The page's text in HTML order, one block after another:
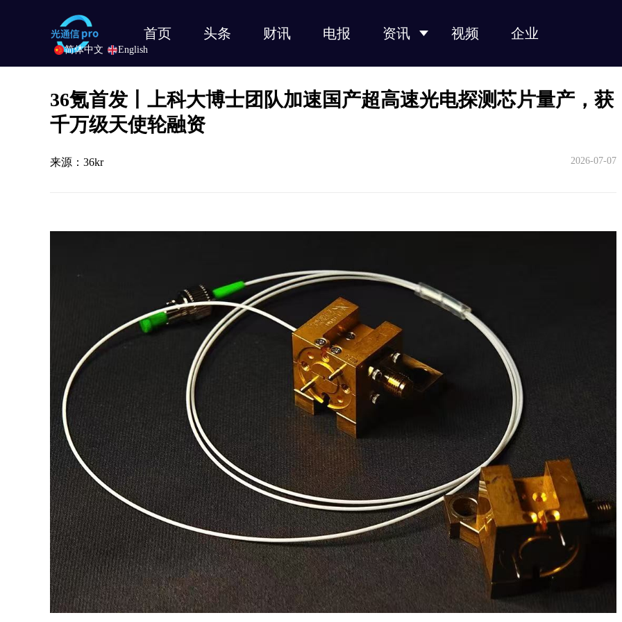
首页 头条 财讯 电报 资讯 视频 企业
36氪首发丨上科大博士团队加速国产超高速光电探测芯片量产，获
千万级天使轮融资
来源：36kr 2026-07-07
简体中文 English